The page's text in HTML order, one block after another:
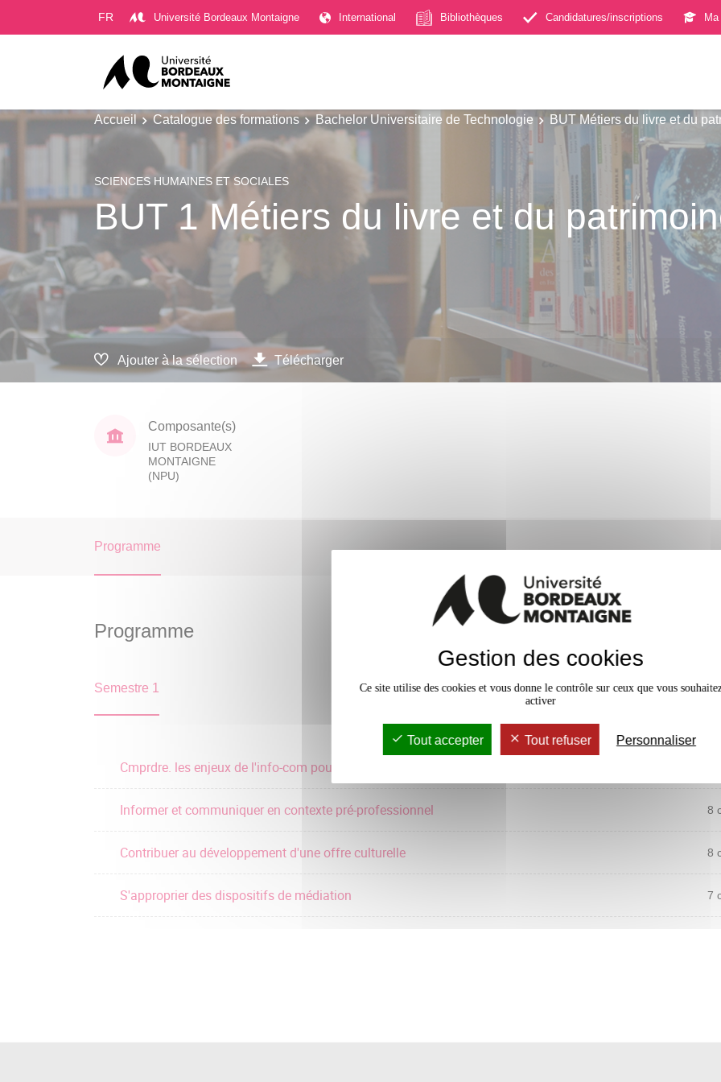
FR Université Bordeaux Montaigne International Bibliothèques Candidatures/inscriptions Ma
Accueil Catalogue des formations Bachelor Universitaire de Technologie BUT Métiers du livre et du
SCIENCES HUMAINES ET SOCIALES
BUT 1 Métiers du livre et du
Ajouter à la sélection Télécharger
Composante(s)
IUT BORDEAUX
MONTAIGNE
(NPU)
Programme
Programme
Semestre 1 Semestre 2
Cmprdre. les enjeux de l'info-com pour le fctment des org.
Informer et communiquer en contexte pré-professionnel 8
Contribuer au développement d'une offre culturelle 8
S'approprier des dispositifs de médiation 7
Gestion des cookies
Ce site utilise des cookies et vous donne le contrôle sur ceux que vous
activer
Tout accepter Tout refuser Personnaliser